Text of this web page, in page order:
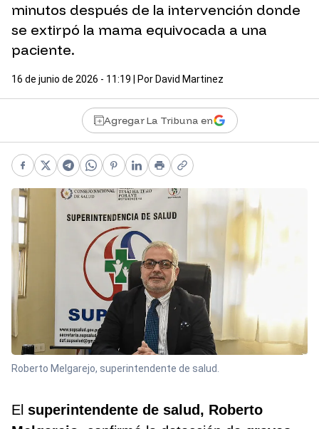
minutos después de la intervención donde
se extirpó la mama equivocada a una
paciente.
16 de junio de 2026 - 11:19 | Por David Martinez
Agregar La Tribuna en
Facebook
X Telegram
WhatsApp
Pinterest
LinkedIn
PrintCopy link
Roberto Melgarejo, superintendente de salud.
El superintendente de salud, Roberto